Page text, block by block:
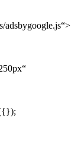
adsbygoogle.js“>